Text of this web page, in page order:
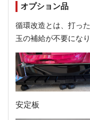
オプション品
循環改造とは、打っ
玉の補給が不要にな
安定板